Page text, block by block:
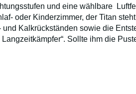
und eine wählbare
oder Kinderzimmer, der Titan
Kalkrückständen sowie die
Sollte ihm die